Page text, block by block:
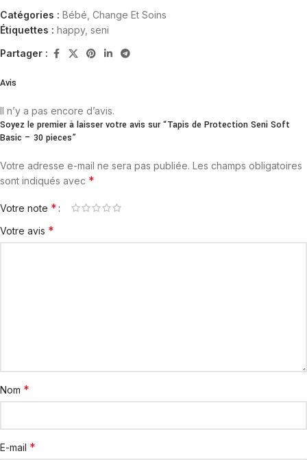
Catégories : Bébé Change Et Soins
Étiquettes : happy, seni
Partager :
Avis
Il n’y a pas encore d’avis.
Soyez le premier à laisser votre avis sur “Tapis de Protection Seni Soft
Basic – 30 pieces”
Votre adresse e-mail ne sera pas publiée. Les champs obligatoires
sont indiqués avec *
Votre note *
Votre avis *
Nom *
E-mail *